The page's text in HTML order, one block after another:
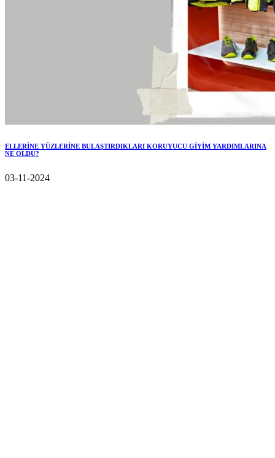
ELLERİNE YÜZLERİNE BULAŞTIRDIKLARI KORUYUCU GİYİM YARDIMLARINA
NE OLDU?
03-11-2024